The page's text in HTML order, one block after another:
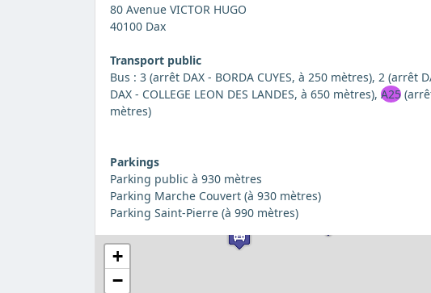
80 Avenue VICTOR HUGO
40100 Dax
Transport public
Bus : 3 (arrêt DAX - BORDA CUYES, à 250 mètres), 2 (arrêt
DAX - COLLEGE LEON DES LANDES, à 650 mètres), A25(arrêt
mètres)
Parkings
Parking public à 930 mètres
Parking Marche Couvert (à 930 mètres)
Parking Saint-Pierre (à 990 mètres)
+
−